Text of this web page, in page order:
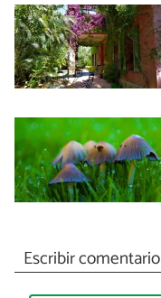
Escribir comentario